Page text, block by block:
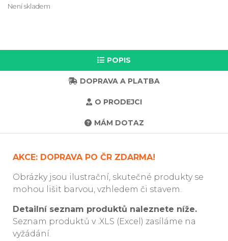
Není skladem
POPIS
DOPRAVA A PLATBA
O PRODEJCI
MÁM DOTAZ
AKCE: DOPRAVA PO ČR ZDARMA!
Obrázky jsou ilustrační, skutečné produkty se
mohou lišit barvou, vzhledem či stavem.
Detailní seznam produktů naleznete níže.
Seznam produktů v .XLS (Excel) zasíláme na
vyžádání.